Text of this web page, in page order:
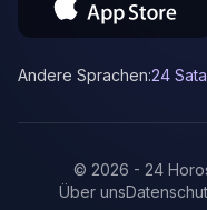
Andere Sprachen:24
© 2026 - 24
Über uns